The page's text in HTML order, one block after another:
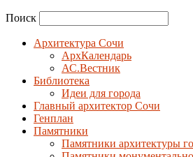
Поиск
Архитектура Сочи
АрхКалендарь
АС.Вестник
Библиотека
Идеи для города
Главный архитектор Сочи
Генплан
Памятники
Памятники архитектуры